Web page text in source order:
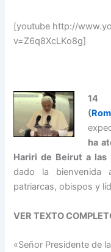
[youtube http://
v=Z6q8XcLKo8g]
14
(
ha
Hariri de Beirut a las
dado la bienvenida
patriarcas, obispos y
VER TEXTO
«Señor Presidente de